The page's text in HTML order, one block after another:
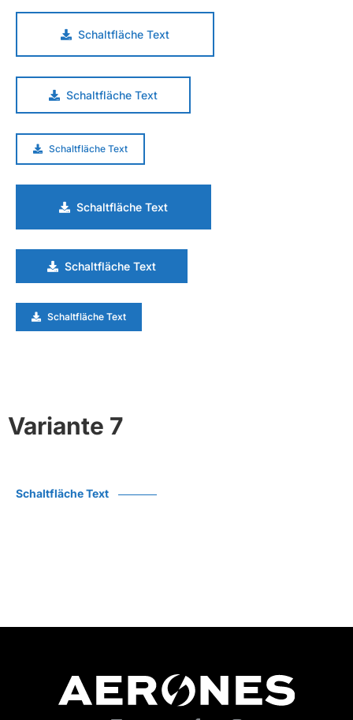
Schaltfläche Text
Schaltfläche Text
Schaltfläche Text
Schaltfläche Text
Schaltfläche Text
Schaltfläche Text
Variante 7
Schaltfläche Text